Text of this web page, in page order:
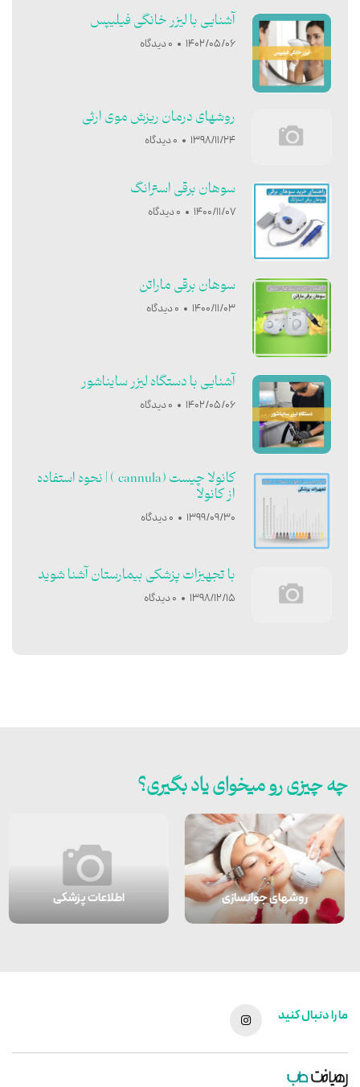
آشنایی با ليزر خانگی فيليپس
1402/05/06 0 دیدگاه
روشهای درمان ریزش موی ارثی
1398/11/24 0 دیدگاه
سوهان برقی استرانگ
1400/11/07 0 دیدگاه
سوهان برقی ماراتن
1400/11/03 0 دیدگاه
آشنایی با دستگاه لیزر سایناشور
1402/05/06 0 دیدگاه
کانولا چیست (cannula ) | نحوه استفاده
از کانولا
1399/09/30 0 دیدگاه
با تجهیزات پزشکی بیمارستان آشنا شوید
1398/12/15 0 دیدگاه
چه چیزی رو میخوای یاد بگیری؟
روشهای جوانسازی پوست و مو
ما را دنبال کنید